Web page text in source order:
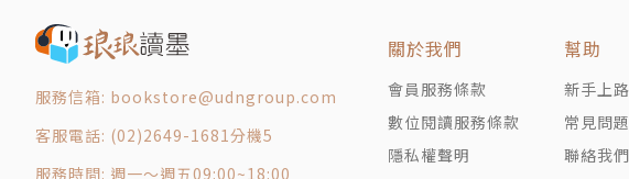
以dog為例，我們列出了一些含有dog這個字的片語，當你在學
g has its day（風水輪流轉）和let sleeping dogs lie（別自找麻
連結，除了讓讀者能看一學多，它們所傳達出的意思也可能是有
一點也不難，anyone, anytime, anywhere，只要持續翻讀下去，
DUCK
CHICKEN
COW/BULL&GOAT/SHEEP
CAT/KITTEN
服務信箱: bookstore@udngroup.com
客服電話: (02)2649-1681分機5
服務時間: 週一～週五09:00~18:00
關於我們
會員服務條款
數位閱讀服務條款
隱私權聲明
幫助
新手上路
常見問題
聯絡我們